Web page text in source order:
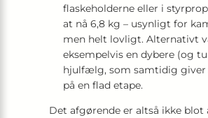
flaskeholderne eller i
at nå 6,8 kg – usynligt for
men helt lovligt. Alternativt
eksempelvis en dybere (og
hjulfælg, som samtidig giver
på en flad etape.
Det afgørende er altså ikke blot